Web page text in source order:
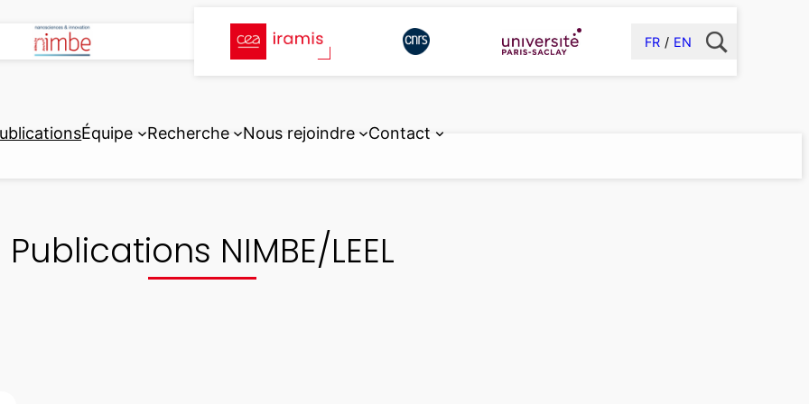
FR EN
Équipe Recherche Nous rejoindre Contact
Publications NIMBE/LEEL